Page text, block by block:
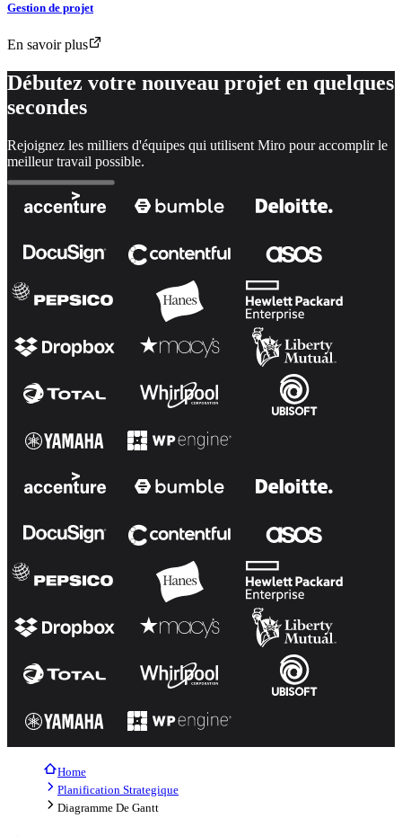
Gestion de projet
En savoir plus
Débutez votre nouveau projet en quelques
secondes
Rejoignez les milliers d'équipes qui utilisent Miro pour accomplir le
meilleur travail possible.
Home
Planification Strategique
Diagramme De Gantt